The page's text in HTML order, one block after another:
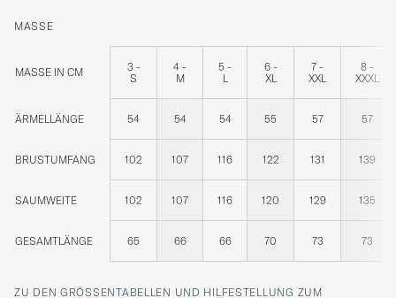
MASSE
MASSE IN CM
3 -
S
4 -
M
5 -
L
6 -
XL
7 -
XXL
8 -
XXXL
ÄRMELLÄNGE 54 54 54 55 57 57
BRUSTUMFANG 102 107 116 122 131 139
SAUMWEITE 102 107 116 120 129 135
GESAMTLÄNGE 65 66 66 70 73 73
ZU DEN GRÖSSENTABELLEN UND HILFESTELLUNG ZUM R